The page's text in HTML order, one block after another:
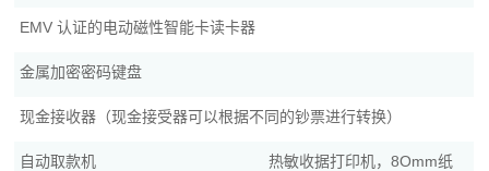
EMV 认证的电动磁性智能卡读卡器
金属加密密码键盘
现金接收器（现金接受器可以根据不同的钞票进行转换）
自动取款机
热敏收据打印机，8Omm纸